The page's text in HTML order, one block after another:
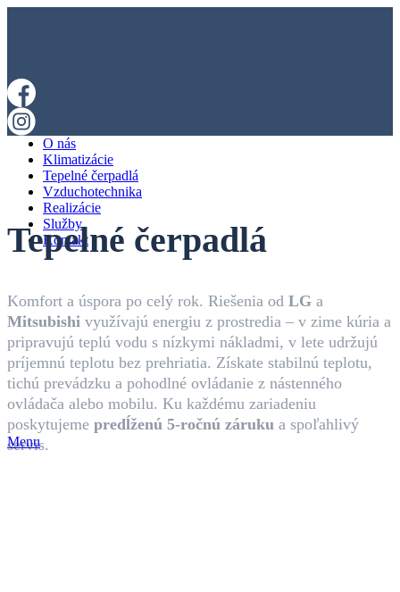
O nás
Klimatizácie
Tepelné čerpadlá
Vzduchotechnika
Realizácie
Služby
Kontakt
Menu
Tepelné čerpadlá
Komfort a úspora po celý rok. Riešenia od LG a
Mitsubishi využívajú energiu z prostredia – v zime kúria a
pripravujú teplú vodu s nízkymi nákladmi, v lete udržujú
príjemnú teplotu bez prehriatia. Získate stabilnú teplotu,
tichú prevádzku a pohodlné ovládanie z nástenného
ovládača alebo mobilu. Ku každému zariadeniu
poskytujeme predĺženú 5-ročnú záruku a spoľahlivý
servis.